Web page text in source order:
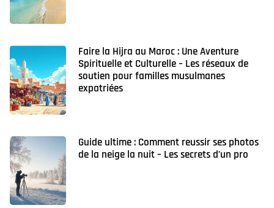
Faire la Hijra au Maroc : Une Aventure
Spirituelle et Culturelle – Les réseaux de
soutien pour familles musulmanes
expatriées
Guide ultime : Comment reussir ses photos
de la neige la nuit – Les secrets d’un pro